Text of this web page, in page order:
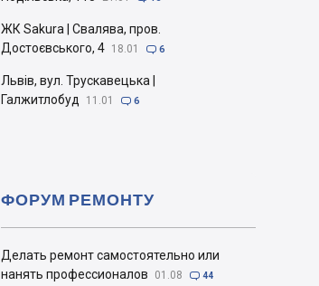
ЖК Sakura | Свалява, пров.
Достоєвського, 4 18.01  6
Львів, вул. Трускавецька |
Галжитлобуд
11.01  6
Делать ремонт самостоятельно или
нанять профессионалов
01.08  44
ФОРУМ РЕМОНТУ